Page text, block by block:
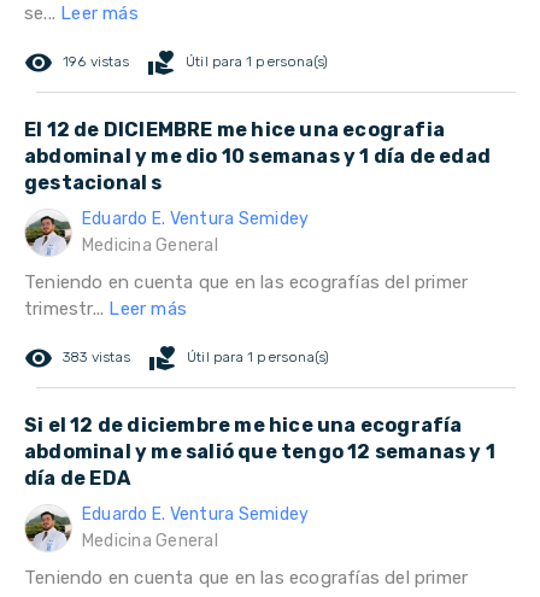
se... Leer más
remove_red_eye 196 vistas volunteer_activism Útil para 1 persona(s)
El 12 de DICIEMBRE me hice una ecografia
abdominal y me dio 10 semanas y 1 día de edad
gestacional s
Eduardo E. Ventura Semidey
Medicina General
Teniendo en cuenta que en las ecografías del primer
trimestr... Leer más
remove_red_eye 383 vistas volunteer_activism Útil para 1 persona(s)
Si el 12 de diciembre me hice una ecografía
abdominal y me salió que tengo 12 semanas y 1
día de EDA
Eduardo E. Ventura Semidey
Medicina General
Teniendo en cuenta que en las ecografías del primer